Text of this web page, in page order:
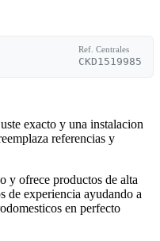
Ref. Centrales
CKD1519985
exacto y una instalacion
referencias y
y ofrece productos de alta
de experiencia ayudando a
en perfecto